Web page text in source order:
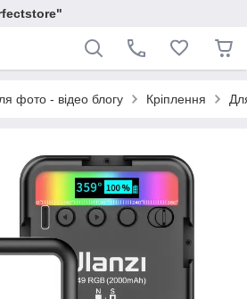
фото - відео блогу Кріплення